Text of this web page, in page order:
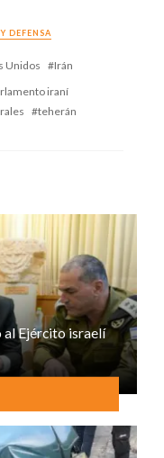
DEFENSA
Unidos
Irán
iraní
teherán
al Ejército israelí